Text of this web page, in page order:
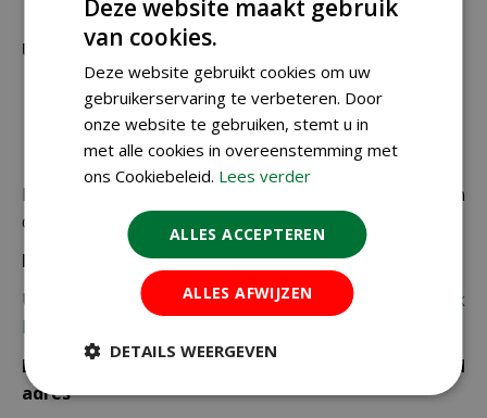
Uitzonderlijke verzendkosten
Er word standaard € 4,99 verzendkosten
berekend op planten en producten die buiten de
maximale afmetingen vallen.
De juiste verzendkosten worden in de laatste stap van
de winkelwagen berekend.
Bezorgkosten overige landen:
Uiteraard verzenden wij ook buiten Nederland,
bekijk
hier de verzendkosten.
Let op: extra kosten bij niet ophalen of verkeerd
adres
Deze website maakt gebruik
van cookies.
Deze website gebruikt cookies om uw
gebruikerservaring te verbeteren. Door
onze website te gebruiken, stemt u in
met alle cookies in overeenstemming met
ons Cookiebeleid. Lees verder
ALLES ACCEPTEREN
ALLES AFWIJZEN
DETAILS WEERGEVEN